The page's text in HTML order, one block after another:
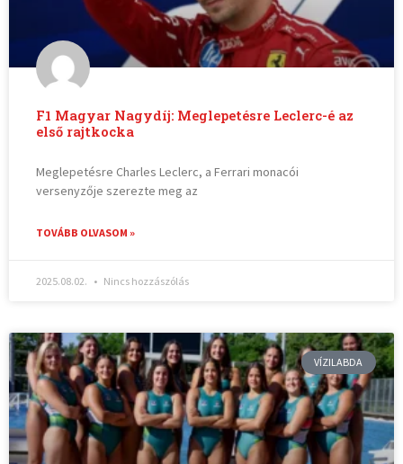
F1 Magyar Nagydíj: Meglepetésre Leclerc-é az
első rajtkocka
Meglepetésre Charles Leclerc, a Ferrari monacói
versenyzője szerezte meg az
TOVÁBB OLVASOM »
2025.08.02. Nincs hozzászólás
VÍZILABDA